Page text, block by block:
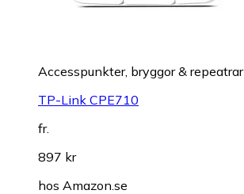
Accesspunkter, bryggor & repeatrar
TP-Link CPE710
fr.
897 kr
hos Amazon.se